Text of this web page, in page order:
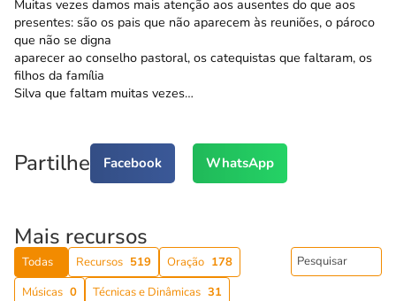
Muitas vezes damos mais atenção aos ausentes do que aos
presentes: são os pais que não aparecem às reuniões, o pároco
que não se digna
aparecer ao conselho pastoral, os catequistas que faltaram, os
filhos da família
Silva que faltam muitas vezes…
Partilhe Facebook WhatsApp
Mais recursos
Todas Recursos 519 Oração 178
Músicas 0 Técnicas e Dinâmicas 31